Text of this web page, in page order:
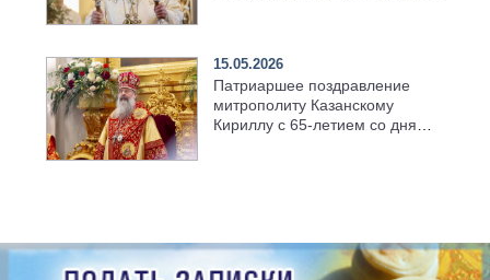
15.05.2026
Патриаршее поздравление
митрополиту Казанскому
Кириллу с 65-летием со дня